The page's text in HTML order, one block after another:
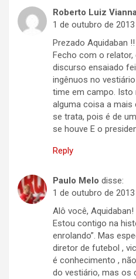
Roberto Luiz
1 de outubro de
Prezado Aquidaban !!
Fecho com o
discurso ensaiado
ingênuos no
time em campo. Isto
alguma coisa a mais
se trata, pois é de
se houve E o
Reply
Paulo Melo disse:
1 de outubro de
Alô você, Aquidaban!
Estou contigo na
enrolando”. Mas
diretor de futebol ,
é conhecimento ,
do vestiário, mas os